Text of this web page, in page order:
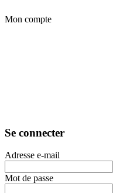
Mon compte
Se connecter
Adresse e-mail
Mot de passe